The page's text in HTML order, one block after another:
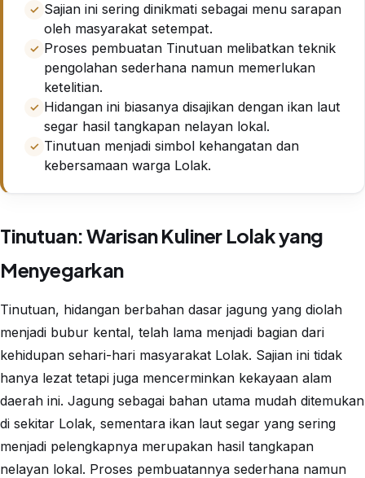
Sajian ini sering dinikmati sebagai menu sarapan
oleh masyarakat setempat.
Proses pembuatan Tinutuan melibatkan teknik
pengolahan sederhana namun memerlukan
ketelitian.
Hidangan ini biasanya disajikan dengan ikan laut
segar hasil tangkapan nelayan lokal.
Tinutuan menjadi simbol kehangatan dan
kebersamaan warga Lolak.
Tinutuan: Warisan Kuliner Lolak yang
Menyegarkan
Tinutuan, hidangan berbahan dasar jagung yang diolah
menjadi bubur kental, telah lama menjadi bagian dari
kehidupan sehari-hari masyarakat Lolak. Sajian ini tidak
hanya lezat tetapi juga mencerminkan kekayaan alam
daerah ini. Jagung sebagai bahan utama mudah ditemukan
di sekitar Lolak, sementara ikan laut segar yang sering
menjadi pelengkapnya merupakan hasil tangkapan
nelayan lokal. Proses pembuatannya sederhana namun